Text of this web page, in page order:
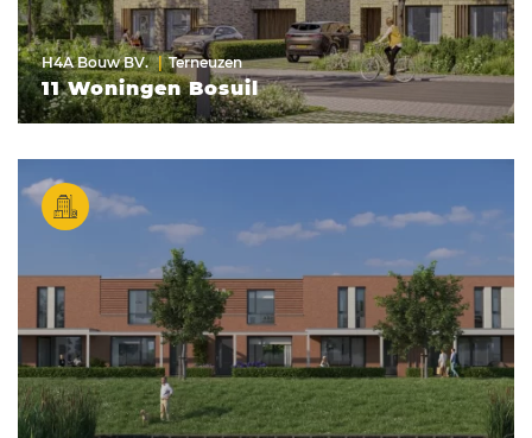
H4A Bouw BV. Terneuzen
11 Woningen Bosuil